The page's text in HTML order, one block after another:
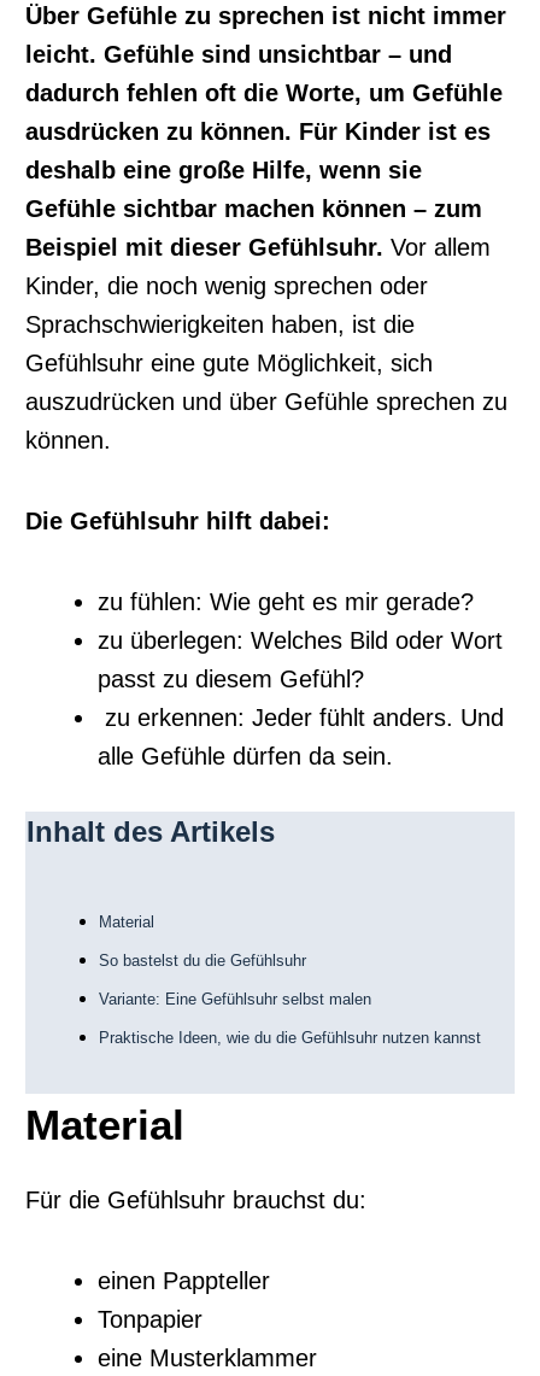
Über Gefühle zu sprechen ist nicht immer
leicht. Gefühle sind unsichtbar – und
dadurch fehlen oft die Worte, um Gefühle
ausdrücken zu können. Für Kinder ist es
deshalb eine große Hilfe, wenn sie
Gefühle sichtbar machen können – zum
Beispiel mit dieser Gefühlsuhr. Vor allem
Kinder, die noch wenig sprechen oder
Sprachschwierigkeiten haben, ist die
Gefühlsuhr eine gute Möglichkeit, sich
auszudrücken und über Gefühle sprechen zu
können.
Die Gefühlsuhr hilft dabei:
zu fühlen: Wie geht es mir gerade?
zu überlegen: Welches Bild oder Wort
passt zu diesem Gefühl?
zu erkennen: Jeder fühlt anders. Und
alle Gefühle dürfen da sein.
Inhalt des Artikels
Material
So bastelst du die Gefühlsuhr
Variante: Eine Gefühlsuhr selbst malen
Praktische Ideen, wie du die Gefühlsuhr nutzen kannst
Material
Für die Gefühlsuhr brauchst du:
einen Pappteller
Tonpapier
eine Musterklammer